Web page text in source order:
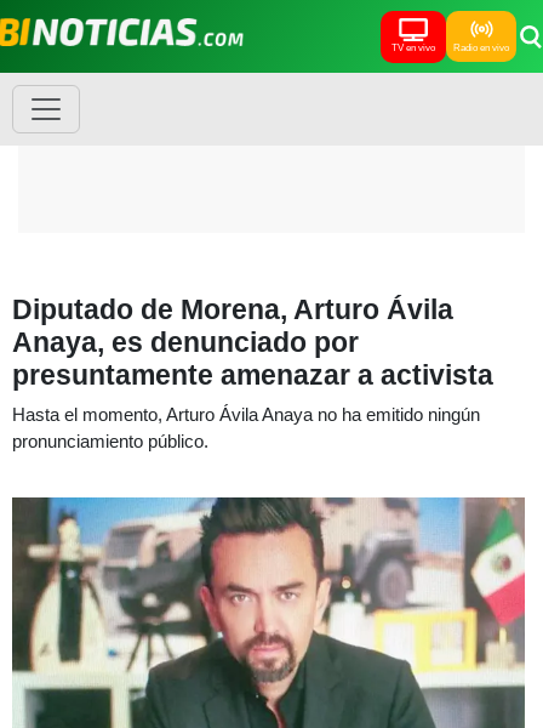
TV en vivo Radio en vivo
Diputado de Morena, Arturo Ávila
Anaya, es denunciado por
presuntamente amenazar a activista
Hasta el momento, Arturo Ávila Anaya no ha emitido ningún
pronunciamiento público.